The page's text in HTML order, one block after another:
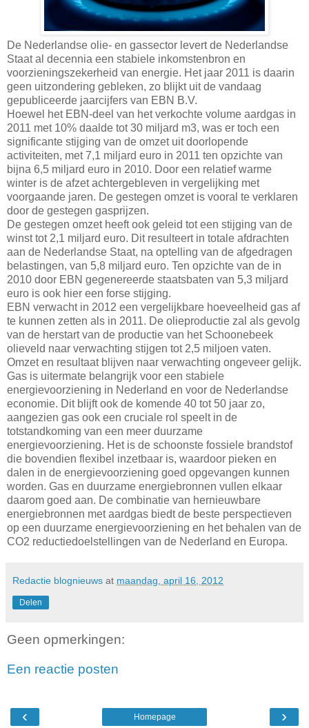
De Nederlandse olie- en gassector levert de Nederlandse
Staat al decennia een stabiele inkomstenbron en
voorzieningszekerheid van energie. Het jaar 2011 is daarin
geen uitzondering gebleken, zo blijkt uit de vandaag
gepubliceerde jaarcijfers van EBN B.V.
Hoewel het EBN-deel van het verkochte volume aardgas in
2011 met 10% daalde tot 30 miljard m3, was er toch een
significante stijging van de omzet uit doorlopende
activiteiten, met 7,1 miljard euro in 2011 ten opzichte van
bijna 6,5 miljard euro in 2010. Door een relatief warme
winter is de afzet achtergebleven in vergelijking met
voorgaande jaren. De gestegen omzet is vooral te verklaren
door de gestegen gasprijzen.
De gestegen omzet heeft ook geleid tot een stijging van de
winst tot 2,1 miljard euro. Dit resulteert in totale afdrachten
aan de Nederlandse Staat, na optelling van de afgedragen
belastingen, van 5,8 miljard euro. Ten opzichte van de in
2010 door EBN gegenereerde staatsbaten van 5,3 miljard
euro is ook hier een forse stijging.
EBN verwacht in 2012 een vergelijkbare hoeveelheid gas af
te kunnen zetten als in 2011. De olieproductie zal als gevolg
van de herstart van de productie van het Schoonebeek
olieveld naar verwachting stijgen tot 2,5 miljoen vaten.
Omzet en resultaat blijven naar verwachting ongeveer gelijk.
Gas is uitermate belangrijk voor een stabiele
energievoorziening in Nederland en voor de Nederlandse
economie. Dit blijft ook de komende 40 tot 50 jaar zo,
aangezien gas ook een cruciale rol speelt in de
totstandkoming van een meer duurzame
energievoorziening. Het is de schoonste fossiele brandstof
die bovendien flexibel inzetbaar is, waardoor pieken en
dalen in de energievoorziening goed opgevangen kunnen
worden. Gas en duurzame energiebronnen vullen elkaar
daarom goed aan. De combinatie van hernieuwbare
energiebronnen met aardgas biedt de beste perspectieven
op een duurzame energievoorziening en het behalen van de
CO2 reductiedoelstellingen van de Nederland en Europa.
Redactie blognieuws at maandag, april 16, 2012
Delen
Geen opmerkingen:
Een reactie posten
‹ ›
Homepage